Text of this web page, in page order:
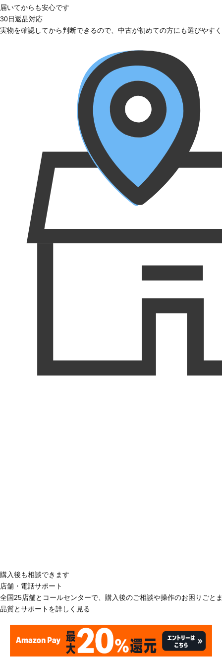
届いてからも安心です
30日返品対応
実物を確認してから判断できるので、中古が初めての方にも選びやす
購入後も相談できます
店舗・電話サポート
全国25店舗とコールセンターで、購入後のご相談や操作のお困りごと
品質とサポートを詳しく見る